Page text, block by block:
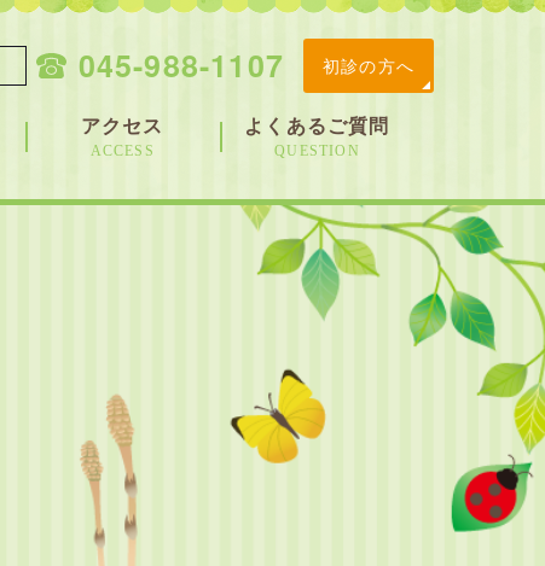
045-988-1107 初診の方へ
アクセス
ACCESS
よくあるご質問
QUESTION